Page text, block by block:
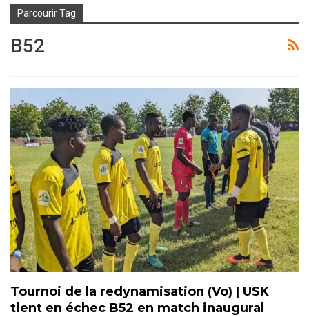
Parcourir Tag
B52
Tournoi de la redynamisation (Vo) | USK
tient en échec B52 en match inaugural